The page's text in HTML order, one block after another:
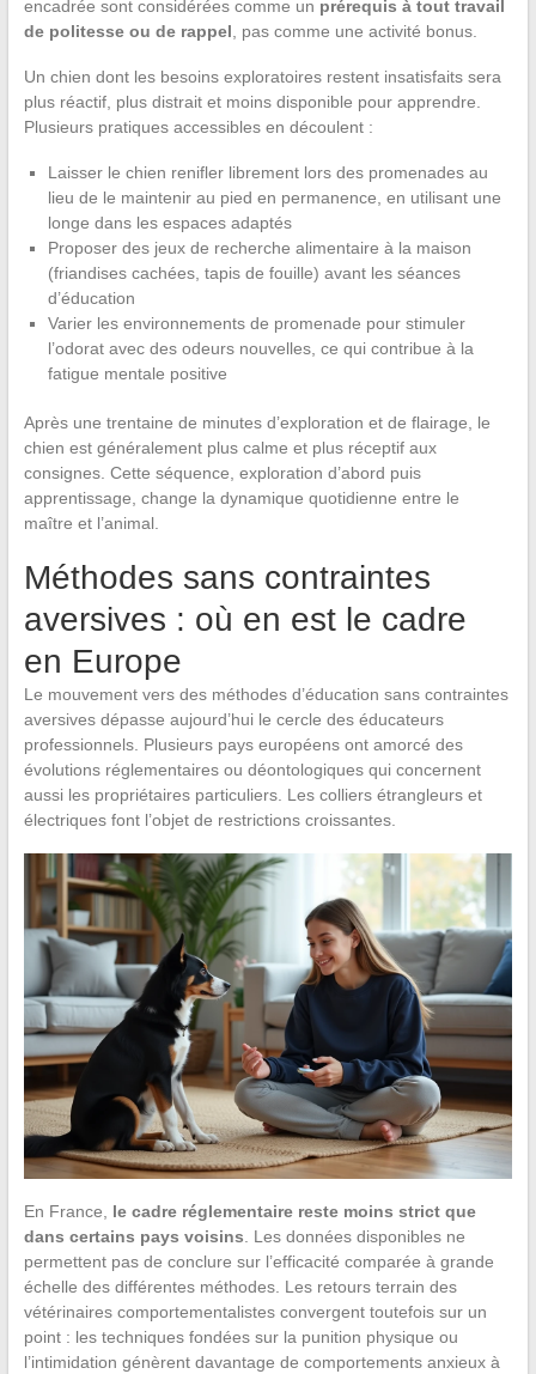
encadrée sont considérées comme un prérequis à tout travail
de politesse ou de rappel , pas comme une activité bonus.
Un chien dont les besoins exploratoires restent insatisfaits sera
plus réactif, plus distrait et moins disponible pour apprendre.
Plusieurs pratiques accessibles en découlent :
Laisser le chien renifler librement lors des promenades au
lieu de le maintenir au pied en permanence, en utilisant une
longe dans les espaces adaptés
Proposer des jeux de recherche alimentaire à la maison
(friandises cachées, tapis de fouille) avant les séances
d’éducation
Varier les environnements de promenade pour stimuler
l’odorat avec des odeurs nouvelles, ce qui contribue à la
fatigue mentale positive
Après une trentaine de minutes d’exploration et de flairage, le
chien est généralement plus calme et plus réceptif aux
consignes. Cette séquence, exploration d’abord puis
apprentissage, change la dynamique quotidienne entre le
maître et l’animal.
Méthodes sans contraintes
aversives : où en est le cadre
en Europe
Le mouvement vers des méthodes d’éducation sans contraintes
aversives dépasse aujourd’hui le cercle des éducateurs
professionnels. Plusieurs pays européens ont amorcé des
évolutions réglementaires ou déontologiques qui concernent
aussi les propriétaires particuliers. Les colliers étrangleurs et
électriques font l’objet de restrictions croissantes.
En France, le cadre réglementaire reste moins strict que
dans certains pays voisins. Les données disponibles ne
permettent pas de conclure sur l’efficacité comparée à grande
échelle des différentes méthodes. Les retours terrain des
vétérinaires comportementalistes convergent toutefois sur un
point : les techniques fondées sur la punition physique ou
l’intimidation génèrent davantage de comportements anxieux à